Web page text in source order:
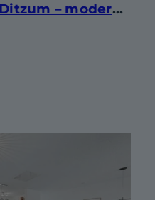
QNG-Neubau nahe Ditzum – moderne Doppelhaushälfte mit Gestaltungsspielraum